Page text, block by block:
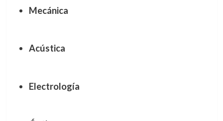
Mecánica
Acústica
Electrología